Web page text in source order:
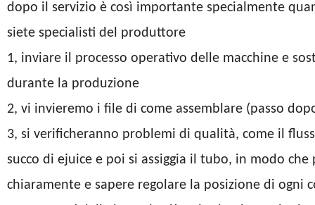
dopo il servizio è così importante specialmente
siete specialisti del produttore
1, inviare il processo operativo delle macchine e
durante la produzione
2, vi invieremo i file di come assemblare (passo
3, si verificheranno problemi di qualità, come il
succo di ejuice e poi si assiggia il tubo, in modo
chiaramente e sapere regolare la posizione di